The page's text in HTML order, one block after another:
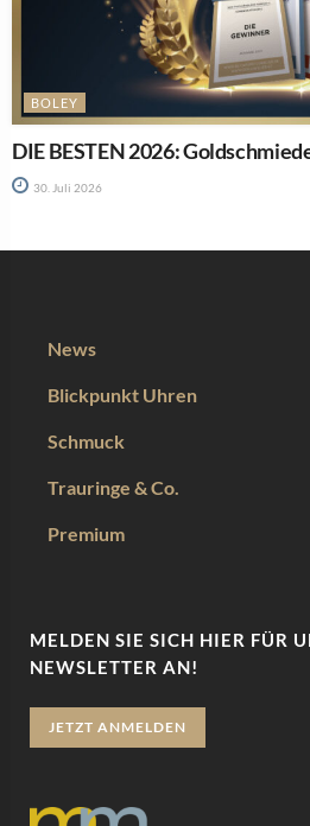
BOLEY
DIE BESTEN 2026:
30. Juli 2026
News
Blickpunkt Uhren
Schmuck
Trauringe & Co.
Premium
MELDEN SIE SICH HIER FÜR
NEWSLETTER AN!
JETZT ANMELDEN